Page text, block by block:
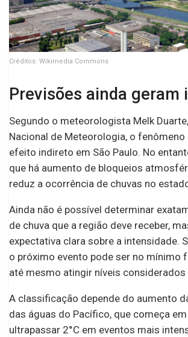
Créditos: Wikimedia Commons
Previsões ainda geram
Segundo o meteorologista Melk
Nacional de Meteorologia, o
efeito indireto em São Paulo. No
que há aumento de bloqueios
reduz a ocorrência de chuvas no
Ainda não é possível determinar
de chuva que a região deve receber,
expectativa clara sobre a intensidade.
o próximo evento pode ser no mínimo
até mesmo atingir níveis
A classificação depende do aumento
das águas do Pacífico, que começa em
ultrapassar 2°C em eventos mais